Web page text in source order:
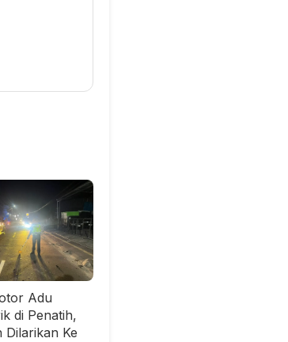
Adu
di Penatih,
Dilarikan Ke